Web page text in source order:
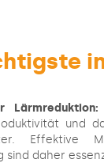
Lärmreduktion:
und
Effektive
sind daher